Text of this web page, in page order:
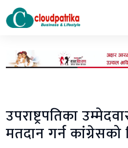
उपराष्ट्रपतिका
मतदान गर्न कांग्रेसको